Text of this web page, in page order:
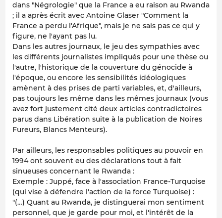
dans "Négrologie" que la France a eu raison au Rwanda
; il a après écrit avec Antoine Glaser "Comment la
France a perdu l'Afrique", mais je ne sais pas ce qui y
figure, ne l'ayant pas lu.
Dans les autres journaux, le jeu des sympathies avec
les différents journalistes impliqués pour une thèse ou
l'autre, l'historique de la couverture du génocide à
l'époque, ou encore les sensibilités idéologiques
amènent à des prises de parti variables, et, d'ailleurs,
pas toujours les même dans les mêmes journaux (vous
avez fort justement cité deux articles contradictoires
parus dans Libération suite à la publication de Noires
Fureurs, Blancs Menteurs).
Par ailleurs, les responsables politiques au pouvoir en
1994 ont souvent eu des déclarations tout à fait
sinueuses concernant le Rwanda :
Exemple : Juppé, face à l'association France-Turquoise
(qui vise à défendre l'action de la force Turquoise) :
"(…) Quant au Rwanda, je distinguerai mon sentiment
personnel, que je garde pour moi, et l'intérêt de la